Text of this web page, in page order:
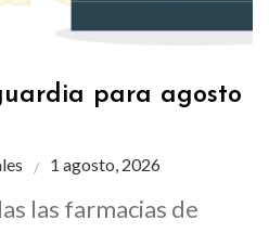
para agosto
1 agosto, 2026
las farmacias de